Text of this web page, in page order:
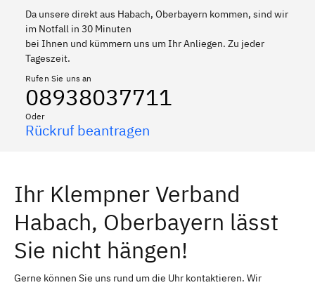
Da unsere direkt aus Habach, Oberbayern kommen, sind wir
im Notfall in 30 Minuten
bei Ihnen und kümmern uns um Ihr Anliegen. Zu jeder
Tageszeit.
Rufen Sie uns an
08938037711
Oder
Rückruf beantragen
Ihr Klempner Verband
Habach, Oberbayern lässt
Sie nicht hängen!
Gerne können Sie uns rund um die Uhr kontaktieren. Wir